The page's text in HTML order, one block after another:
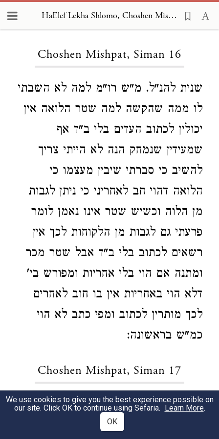
HaElef Lekha Shlomo, Choshen Mishpat 16
Choshen Mishpat, Siman 16
1
שנית להנ"ל. מ"ש רו"מ למה לא השבתי
לו ממה שהקשה למה שטר הלואה אין
יכולין לכתוב העדים בלי ב"ד אף
שמעידין שנמחק הנה לא הייתי צריך
להשיב כי סברתי שיבין מעצמו כי
הלואה דהוי חב לאחריני כי ניתן לגבות
מן הלוה וכשיש שטר אינו נאמן לומר
פרעתי גם לגבות מן הלקוחות לכך אין
רשאים לכתוב בלי ב"ד אבל שטר מכר
ומתנה אם הוי בלי אחריות ומפורש בי'
דלא הוי באחריות אין בו חוב לאחרים
לכך מותרין לכתוב ומפי כתב לא הוי
כמ"ש בראשונה:
Choshen Mishpat, Siman 17
1
שא' בראובן שהבטיח לאחיו ליתן לו
במתנה מאה קערבליך ולא הי' לו מעות
We use cookies to give you the best experience possible on
our site. Click OK to continue using Sefaria. Learn More.
OK